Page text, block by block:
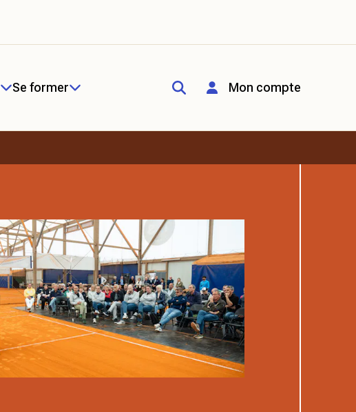
Se former Mon compte